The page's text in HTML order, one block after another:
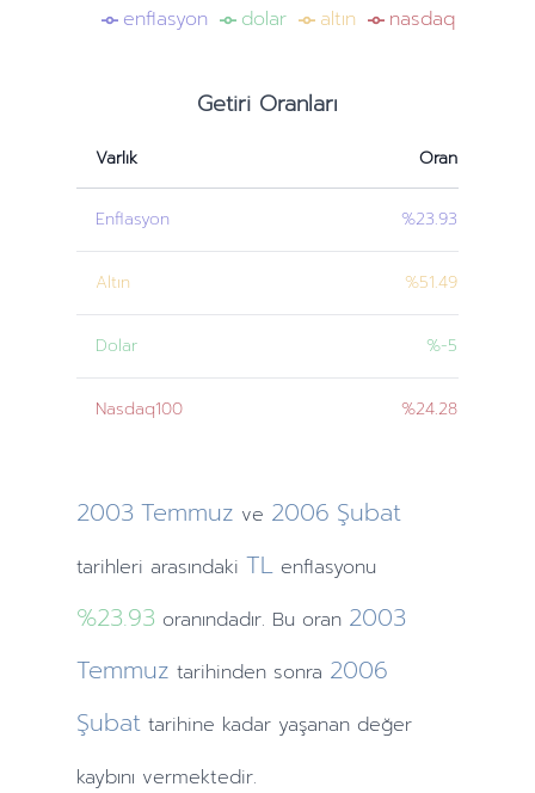
enflasyon dolar altın nasdaq
Getiri Oranları
Varlık Oran
Enflasyon %23.93
Altın %51.49
Dolar %-5
Nasdaq100 %24.28
2003 Temmuz ve 2006 Şubat
tarihleri arasındaki TLenflasyonu
%23.93 oranındadır. Bu oran 2003
Temmuz tarihindensonra 2006
Şubat tarihine kadar yaşanan değer
kaybını vermektedir.